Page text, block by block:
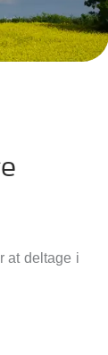
at deltage i